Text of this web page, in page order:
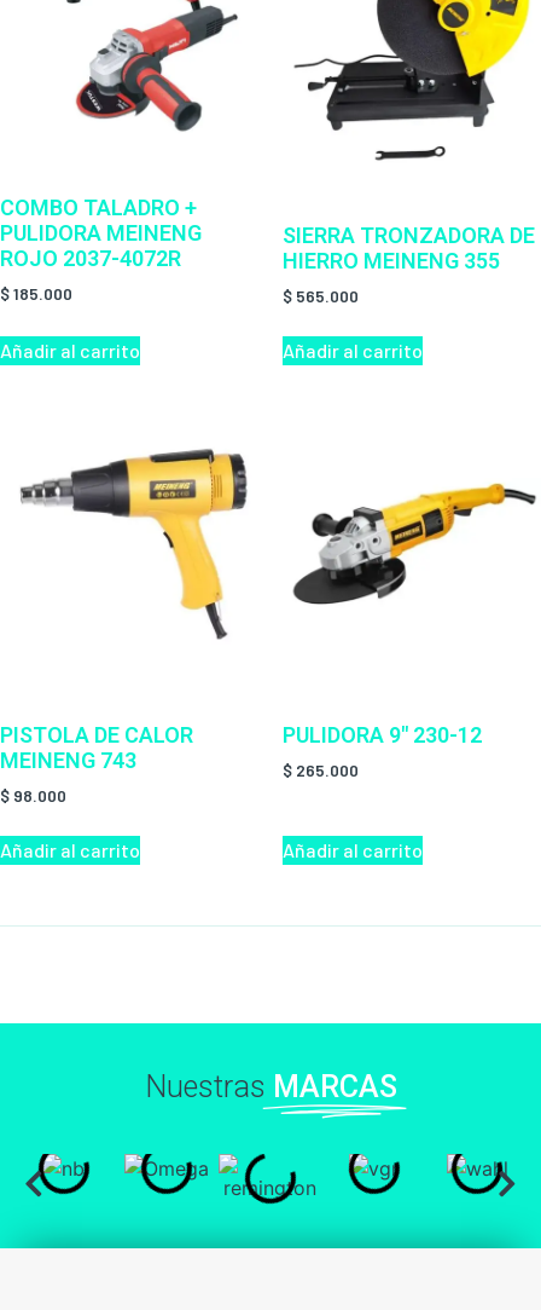
COMBO TALADRO +
PULIDORA MEINENG
ROJO 2037-4072R
$185.000
Añadir al carrito
SIERRA TRONZADORA DE
HIERRO MEINENG 355
$ 565.000
Añadir al carrito
PISTOLA DE CALOR
MEINENG 743
$ 98.000
Añadir al carrito
PULIDORA 9″ 230-12
$ 265.000
Añadir al carrito
Nuestras MARCAS